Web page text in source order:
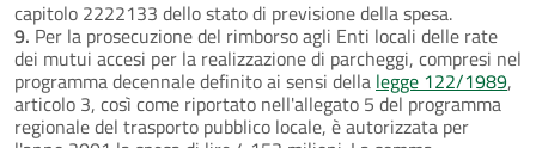
capitolo 2222133 dello stato di previsione della spesa.
9. Per la prosecuzione del rimborso agli Enti locali delle rate
dei mutui accesi per la realizzazione di parcheggi, compresi nel
programma decennale definito ai sensi della legge 122/1989,
articolo 3, così come riportato nell'allegato 5 del programma
regionale del trasporto pubblico locale, è autorizzata per